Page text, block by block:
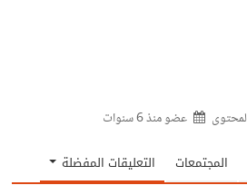
عضو منذ6 سنوات
المجتمعات التعليقات المفضلة